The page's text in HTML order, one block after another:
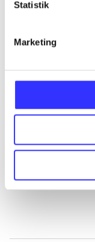
Statistik
Marketing
...